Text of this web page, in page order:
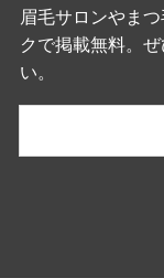
眉毛サロンやま
クで掲載無料。
い。